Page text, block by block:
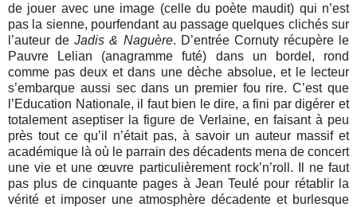
de jouer avec une image (celle du poète maudit) qui n’est
pas la sienne, pourfendant au passage quelques clichés sur
l’auteur deJadis & Naguère. D’entrée Cornuty récupère le
Pauvre Lelian (anagramme futé) dans un bordel, rond
comme pas deux et dans une dèche absolue, et le lecteur
s’embarque aussi sec dans un premier fou rire. C’est que
l’Education Nationale, il faut bien le dire, a fini par digérer et
totalement aseptiser la figure de Verlaine, en faisant à peu
près tout ce qu’il n’était pas, à savoir un auteur massif et
académique là où le parrain des décadents mena de concert
une vie et une œuvre particulièrement rock’n’roll. Il ne faut
pas plus de cinquante pages à Jean Teulé pour rétablir la
vérité et imposer une atmosphère décadente et burlesque